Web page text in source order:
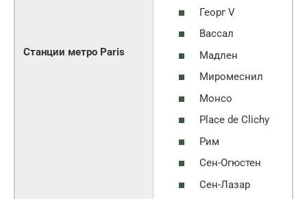
Станции метро Paris
Георг V
Вассал
Мадлен
Миромеснил
Монсо
Place de Clichy
Рим
Сен-Огюстен
Сен-Лазар